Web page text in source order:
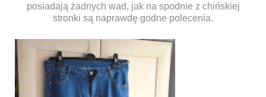
posiadają żadnych wad, jak na spodnie z chińskiej
stronki są naprawdę godne polecenia.